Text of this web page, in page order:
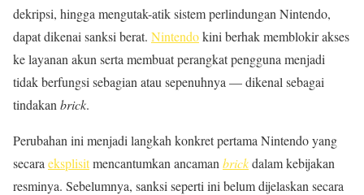
dekripsi, hingga mengutak-atik sistem perlindungan Nintendo,
dapat dikenai sanksi berat. Nintendokini berhak memblokir akses
ke layanan akun serta membuat perangkat pengguna menjadi
tidak berfungsi sebagian atau sepenuhnya — dikenal sebagai
tindakan brick.
Perubahan ini menjadi langkah konkret pertama Nintendo yang
secara eksplisitmencantumkan ancaman brickdalam kebijakan
resminya. Sebelumnya, sanksi seperti ini belum dijelaskan secara